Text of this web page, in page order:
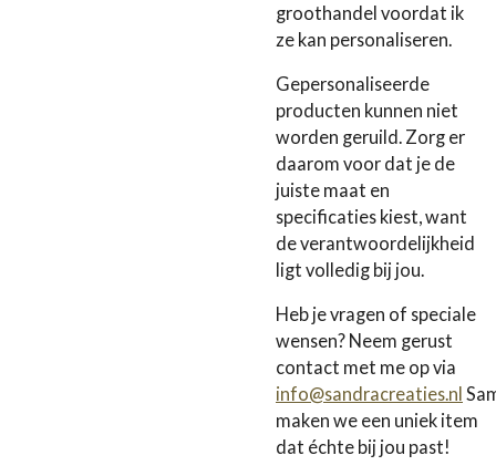
groothandel voordat ik
ze kan personaliseren.
Gepersonaliseerde
producten kunnen niet
worden geruild. Zorg er
daarom voor dat je de
juiste maat en
specificaties kiest, want
de verantwoordelijkheid
ligt volledig bij jou.
Heb je vragen of speciale
wensen? Neem gerust
contact met me op via
info@sandracreaties.nl
maken we een uniek item
dat échte bij jou past!